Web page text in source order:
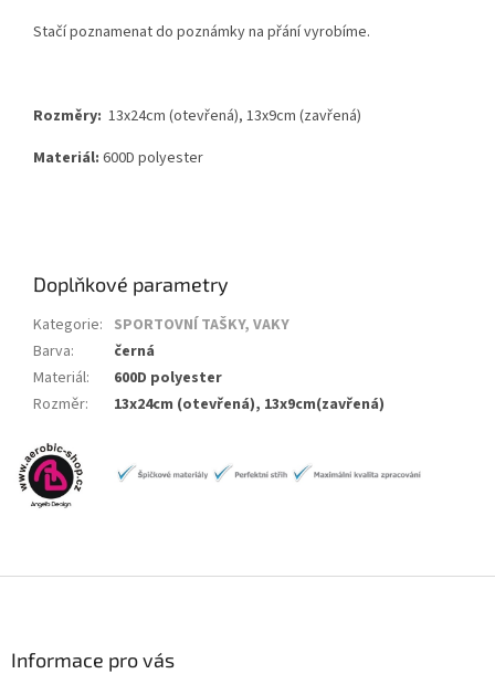
Stačí poznamenat do poznámky na přání vyrobíme.
Rozměry: 13x24cm (otevřená), 13x9cm (zavřená)
Materiál: 600D polyester
Doplňkové parametry
Kategorie: SPORTOVNÍ TAŠKY, VAKY
Barva:
černá
Materiál:
600D polyester
Rozměr: 13x24cm (otevřená), 13x9cm(zavřená)
Informace pro vás